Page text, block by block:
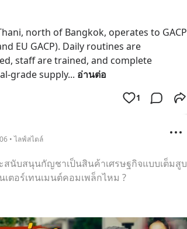
north of Bangkok, operates to GACP
EU GACP). Daily routines are
staff are trained, and complete
grade supply... อ่านต่อ
1
• ไลฟ์สไตล์
นับสนุนกัญชาเป็นสินค้าเศรษฐกิจแบบเต็มสูบ
ตอร์เทนเมนต์คอมเพล็กไหม ?